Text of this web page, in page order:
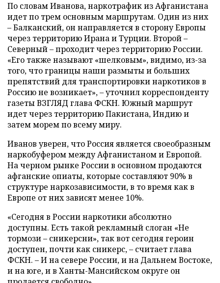
По словам Иванова, наркотрафик из Афганистана
идет по трем основным маршрутам. Один из них
– Балканский, он направляется в сторону Европы
через территорию Ирана и Турции. Второй –
Северный – проходит через территорию России.
«Его также называют «шелковым», видимо, из-за
того, что границы наши размыты и больших
препятствий для транспортировки наркотиков в
Россию не возникает», – уточнил корреспонденту
газеты ВЗГЛЯД глава ФСКН. Южный маршрут
идет через территорию Пакистана, Индию и
затем морем по всему миру.
Иванов уверен, что Россия является своеобразным
наркобуфером между Афганистаном и Европой.
На черном рынке России в основном продаются
афганские опиаты, которые составляют 90% в
структуре наркозависимости, в то время как в
Европе от них зависят менее 10%.
«Сегодня в России наркотики абсолютно
доступны. Есть такой рекламный слоган «Не
тормози – сникерсни», так вот сегодня героин
доступен, почти как сникерс, – считает глава
ФСКН. – И на севере России, и на Дальнем Востоке,
и на юге, и в Ханты-Мансийском округе он